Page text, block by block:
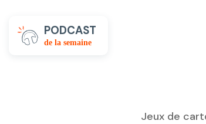
PODCAST
de la semaine
Jeux de